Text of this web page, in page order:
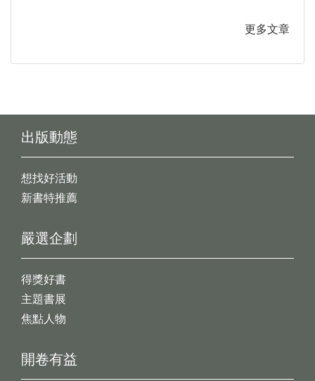
更多文章
出版動態
想找好活動
新書特推薦
開卷有益
嚴選企劃
得獎好書
主題書展
焦點人物